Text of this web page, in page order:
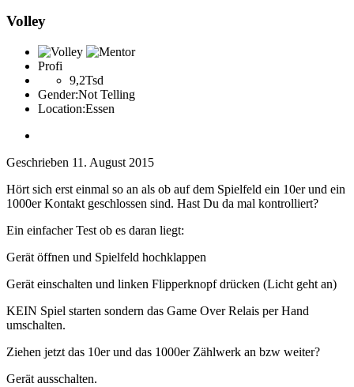
Volley
Profi
9,2Tsd
Gender:Not Telling
Location:Essen
Geschrieben 11. August 2015
Hört sich erst einmal so an als ob auf dem Spielfeld ein 10er und ein
1000er Kontakt geschlossen sind. Hast Du da mal kontrolliert?
Ein einfacher Test ob es daran liegt:
Gerät öffnen und Spielfeld hochklappen
Gerät einschalten und linken Flipperknopf drücken (Licht geht an)
KEIN Spiel starten sondern das Game Over Relais per Hand
umschalten.
Ziehen jetzt das 10er und das 1000er Zählwerk an bzw weiter?
Gerät ausschalten.